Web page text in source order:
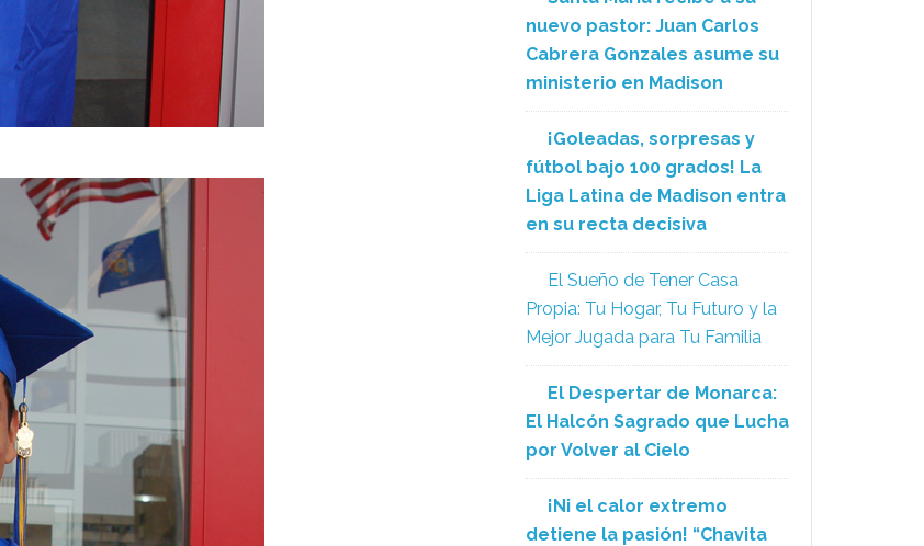
nuevo pastor: Juan Carlos
Cabrera Gonzales asume su
ministerio en Madison
¡Goleadas, sorpresas y
fútbol bajo 100 grados! La
Liga Latina de Madison entra
en su recta decisiva
El Sueño de Tener Casa
Propia: Tu Hogar, Tu Futuro y la
Mejor Jugada para Tu Familia
El Despertar de Monarca:
El Halcón Sagrado que Lucha
por Volver al Cielo
¡Ni el calor extremo
detiene la pasión! “Chavita